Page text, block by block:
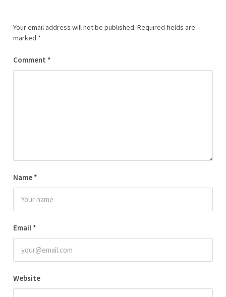
Your email address will not be published. Required fields are
marked *
Comment *
Name *
Email *
Website